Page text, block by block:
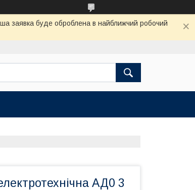
заявка буде оброблена в найближчий робочий
АД0 3